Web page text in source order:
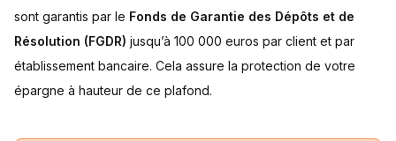
sont garantis par le Fonds de Garantie des Dépôts et de
Résolution (FGDR) jusqu’à 100 000 euros par client et par
établissement bancaire. Cela assure la protection de votre
épargne à hauteur de ce plafond.